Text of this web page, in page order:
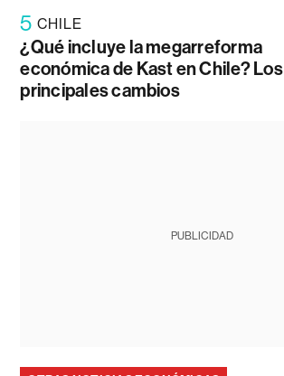
5 CHILE
¿Qué incluye la megarreforma
económica de Kast en Chile? Los
principales cambios
PUBLICIDAD